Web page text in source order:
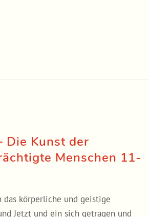
Die Kunst der
Menschen 11-
das körperliche und geistige
Jetzt und ein sich getragen und